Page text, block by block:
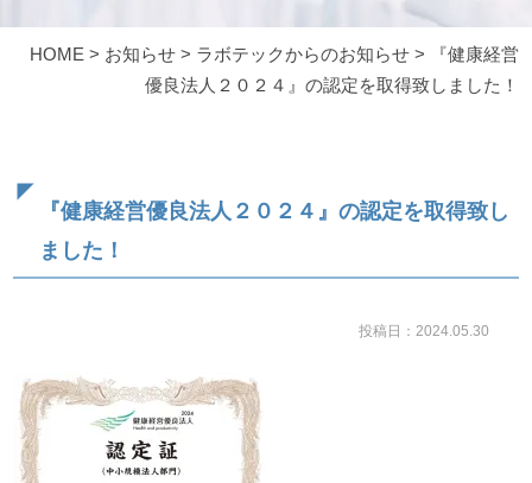
HOME > お知らせ> ラボテックからのお知らせ>
『健康経営
優良法人２０２４』の認定を取得致しました！
『健康経営優良法人２０２４』の認定を取得致し
ました！
投稿日：2024.05.30